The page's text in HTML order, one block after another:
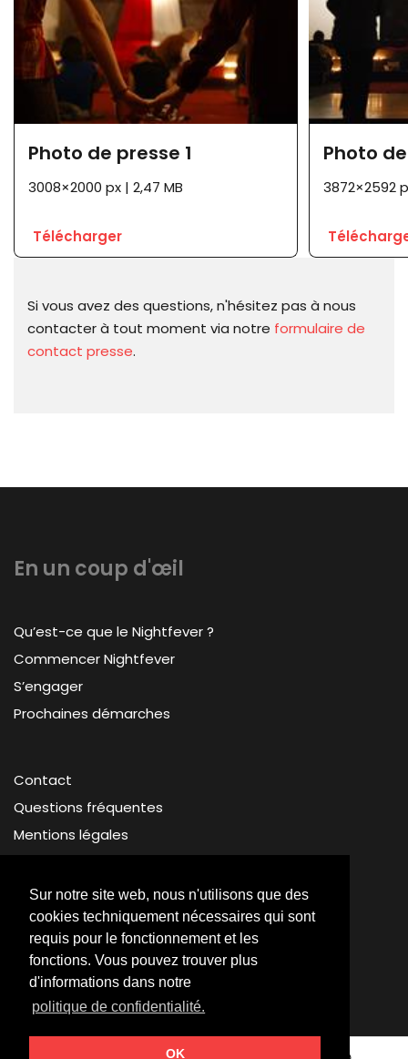
Sur notre site web, nous n'utilisons que des
cookies techniquement nécessaires qui sont
requis pour le fonctionnement et les
fonctions. Vous pouvez trouver plus
d'informations dans notre
politique de confidentialité.
OK
Photo de presse 1
3008×2000 px | 2,47 MB
Télécharger
Photo
3872×2592
Si vous avez des questions, n'hésitez pas à nous
contacter à tout moment via notre formulaire de
contact presse.
En un coup d'œil
Qu’est-ce que le Nightfever ?
Commencer Nightfever
S’engager
Prochaines démarches
Contact
Questions fréquentes
Mentions légales
© Nightfever 2026